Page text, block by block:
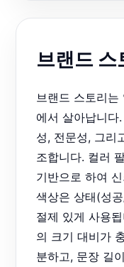
브랜드 스
브랜드 스토리는
에서 살아납니다
성, 전문성, 그리
조합니다. 컬러
기반으로 하여
색상은 상태(성
절제 있게 사용
의 크기 대비가
분하고, 문장 길